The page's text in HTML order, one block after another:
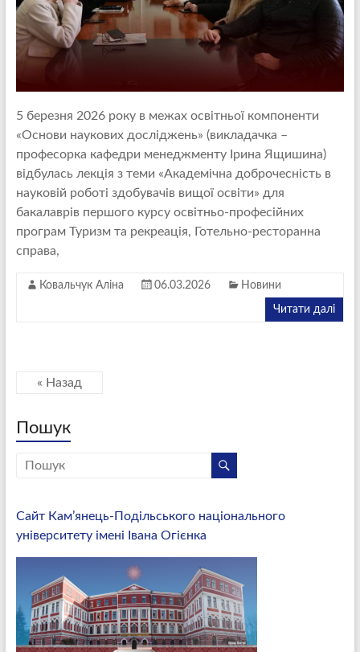
5 березня 2026 року в межах освітньої компоненти
«Основи наукових досліджень» (викладачка –
професорка кафедри менеджменту Ірина Ящишина)
відбулась лекція з теми «Академічна доброчесність в
науковій роботі здобувачів вищої освіти» для
бакалаврів першого курсу освітньо-професійних
програм Туризм та рекреація, Готельно-ресторанна
справа,
Ковальчук Аліна 06.03.2026 Новини
Читати далі
« Назад
Пошук
Сайт Кам’янець-Подільського національного
університету імені Івана Огієнка